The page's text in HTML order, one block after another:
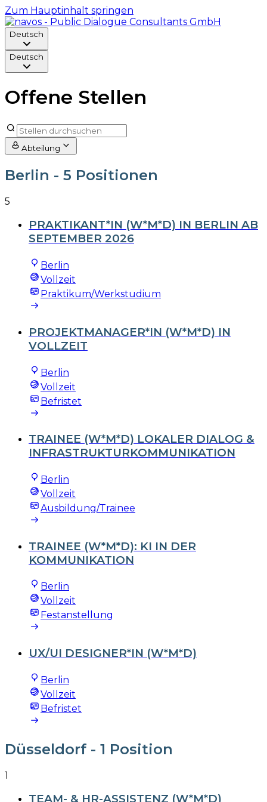
Zum Hauptinhalt springen
Deutsch
Deutsch
Offene Stellen
Abteilung
Berlin - 5 Positionen
5
PRAKTIKANT*IN (W*M*D) IN BERLIN AB
SEPTEMBER 2026
Berlin
Vollzeit
Praktikum/Werkstudium
PROJEKTMANAGER*IN (W*M*D) IN
VOLLZEIT
Berlin
Vollzeit
Befristet
TRAINEE (W*M*D) LOKALER DIALOG &
INFRASTRUKTURKOMMUNIKATION
Berlin
Vollzeit
Ausbildung/Trainee
TRAINEE (W*M*D): KI IN DER
KOMMUNIKATION
Berlin
Vollzeit
Festanstellung
UX/UI DESIGNER*IN (W*M*D)
Berlin
Vollzeit
Befristet
Düsseldorf - 1 Position
1
TEAM- & HR-ASSISTENZ (W*M*D)